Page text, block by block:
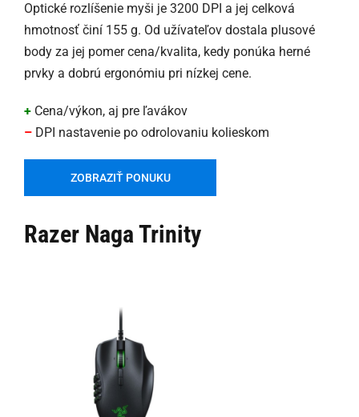
Optické rozlíšenie myši je 3200 DPI a jej celková
hmotnosť činí 155 g. Od užívateľov dostala plusové
body za jej pomer cena/kvalita, kedy ponúka herné
prvky a dobrú ergonómiu pri nízkej cene.
+ Cena/výkon, aj pre ľavákov
– DPI nastavenie po odrolovaniu kolieskom
ZOBRAZIŤ PONUKU
Razer Naga Trinity